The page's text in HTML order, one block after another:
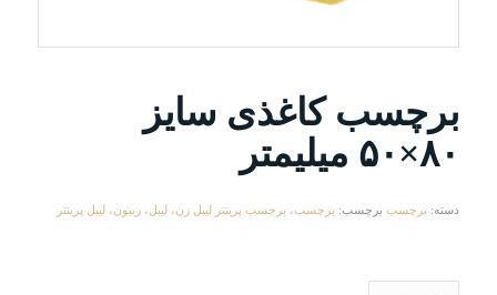
برچسب کاغذی سایز
۸۰×۵۰ میلیمتر
دسته: برچسب برچسب: برچسب، برچسب پرینتر لیبل زن، لیبل، ریبون، لیبل پرینتر